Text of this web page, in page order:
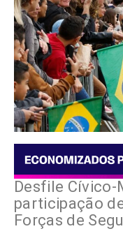
Desfile
participação
Forças de